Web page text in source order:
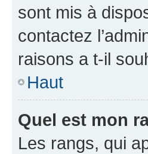
sont mis à
contactez
raisons a t-il
Haut
Quel est mon
Les rangs, qui